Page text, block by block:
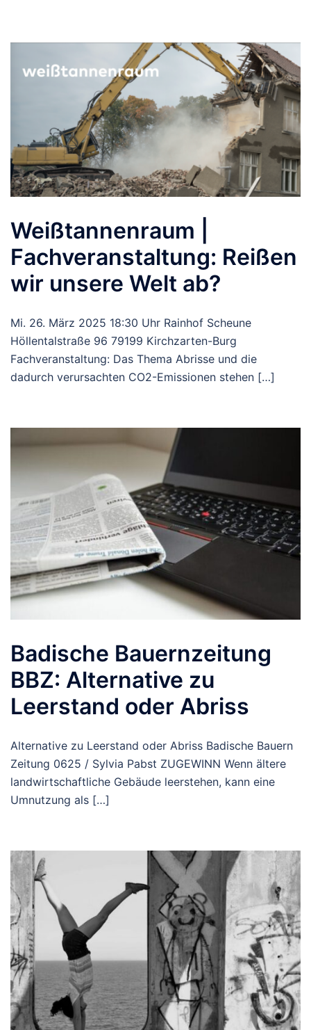
Weißtannenraum |
Fachveranstaltung: Reißen
wir unsere Welt ab?
Mi. 26. März 2025 18:30 Uhr Rainhof Scheune
Höllentalstraße 96 79199 Kirchzarten-Burg
Fachveranstaltung: Das Thema Abrisse und die
dadurch verursachten CO2-Emissionen stehen […]
Badische Bauernzeitung
BBZ: Alternative zu
Leerstand oder Abriss
Alternative zu Leerstand oder Abriss Badische Bauern
Zeitung 0625 / Sylvia Pabst ZUGEWINN Wenn ältere
landwirtschaftliche Gebäude leerstehen, kann eine
Umnutzung als […]